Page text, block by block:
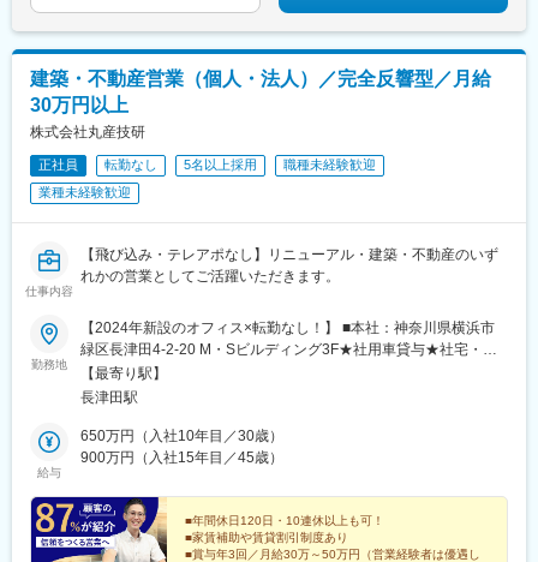
建築・不動産営業（個人・法人）／完全反響型／月給
30万円以上
株式会社丸産技研
正社員 転勤なし 5名以上採用
職種未経験歓迎
業種未経験歓迎
仕事内容
【飛び込み・テレアポなし】リニューアル・建築・不動産のいず
れかの営業としてご活躍いただきます。
勤務地
【2024年新設のオフィス×転勤なし！】 ■本社：神奈川県横浜市
緑区長津田4-2-20 M・Sビルディング3F★社用車貸与★社宅・家
賃補助制度あり、Iターン、Uターン歓迎！★車通勤も可能です！※
受動喫煙対策：社内禁煙
【最寄り駅】
長津田駅
給与
650万円（入社10年目／30歳）
900万円（入社15年目／45歳）
■年間休日120日・10連休以上も可！
■家賃補助や賃貸割引制度あり
■賞与年3回／月給30万～50万円（営業経験者は優遇し